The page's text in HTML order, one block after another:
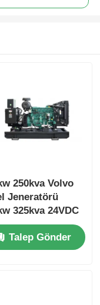
250kva Volvo
Jeneratörü
325kva 24VDC
Dizel Jeneratör
Talep Gönder